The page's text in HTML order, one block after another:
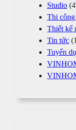
Studio
Thi
Thiết kế
Tin tức
Tuyển